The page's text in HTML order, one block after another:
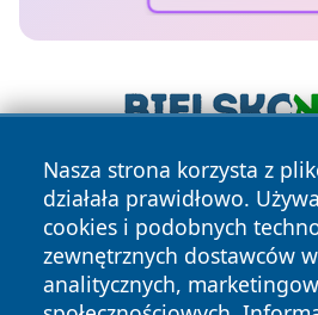
Nasza strona korzysta z
działała prawidłowo.
cookies i podobnych
zewnętrznych dostawców
analitycznych,